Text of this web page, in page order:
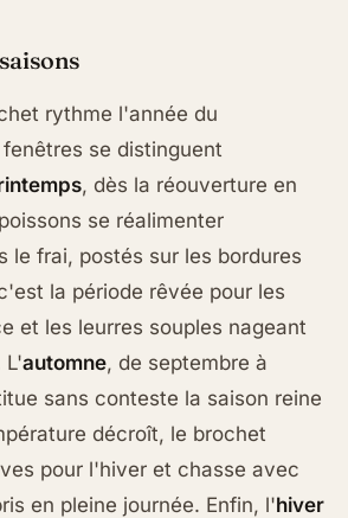
rythme l'année du
se distinguent
, dès la réouverture en
se réalimenter
le frai, postés sur les bordures
la période rêvée pour les
et les leurres souples nageant
L'automne, de septembre à
sans conteste la saison reine
décroît, le brochet
pour l'hiver et chasse avec
en pleine journée. Enfin, l'hiver